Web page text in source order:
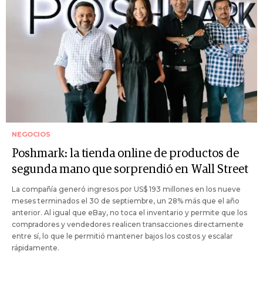
NEGOCIOS
Poshmark: la tienda online de productos de
segunda mano que sorprendió en Wall Street
La compañía generó ingresos por US$ 193 millones en los nueve
meses terminados el 30 de septiembre, un 28% más que el año
anterior. Al igual que eBay, no toca el inventario y permite que los
compradores y vendedores realicen transacciones directamente
entre sí, lo que le permitió mantener bajos los costos y escalar
rápidamente.